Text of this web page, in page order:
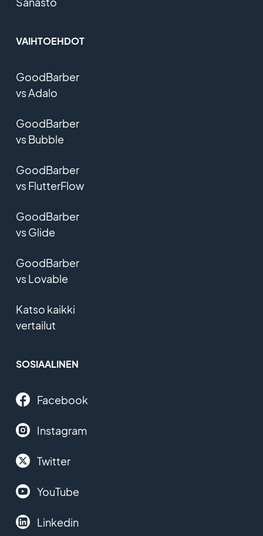
VAIHTOEHDOT
GoodBarber
vs Adalo
GoodBarber
vs Bubble
GoodBarber
vs FlutterFlow
GoodBarber
vs Glide
GoodBarber
vs Lovable
Katso kaikki
vertailut
SOSIAALINEN
Facebook
Instagram
Twitter
YouTube
Linkedin